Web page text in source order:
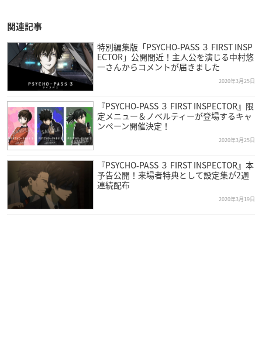
関連記事
特別編集版「PSYCHO-PASS ３ FIRST INSP
ECTOR」公開間近！主人公を演じる中村悠
一さんからコメントが届きました
2020年3月25日
『PSYCHO-PASS ３ FIRST INSPECTOR』限
定メニュー＆ノベルティーが登場するキャ
ンペーン開催決定！
2020年3月25日
『PSYCHO-PASS ３ FIRST INSPECTOR』本
予告公開！来場者特典として設定集が2週
連続配布
2020年3月19日